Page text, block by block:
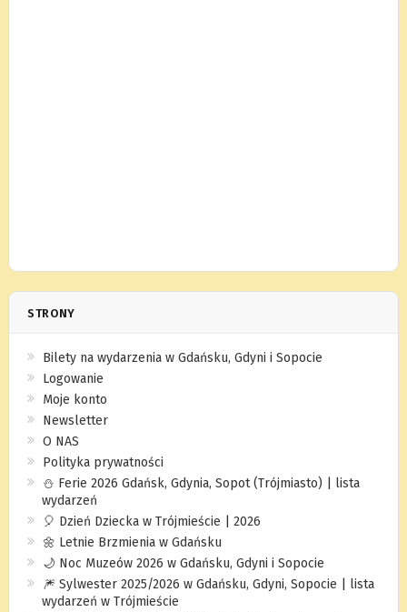
STRONY
Bilety na wydarzenia w Gdańsku, Gdyni i Sopocie
Logowanie
Moje konto
Newsletter
O NAS
Polityka prywatności
⛄️ Ferie 2026 Gdańsk, Gdynia, Sopot (Trójmiasto) | lista
wydarzeń
🎈 Dzień Dziecka w Trójmieście | 2026
🌼 Letnie Brzmienia w Gdańsku
🌙 Noc Muzeów 2026 w Gdańsku, Gdyni i Sopocie
🎆 Sylwester 2025/2026 w Gdańsku, Gdyni, Sopocie | lista
wydarzeń w Trójmieście